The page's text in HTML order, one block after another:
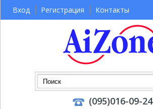
(095)016-09-24
Вход Регистрация Контакты